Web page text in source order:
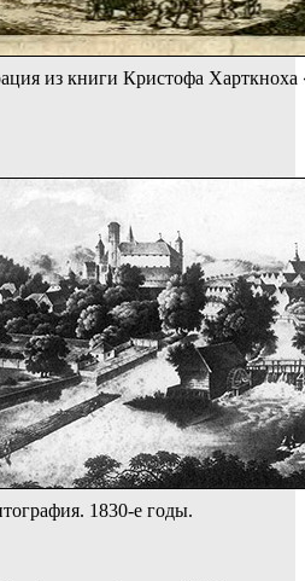
из книги Кристофа
1830-е годы.